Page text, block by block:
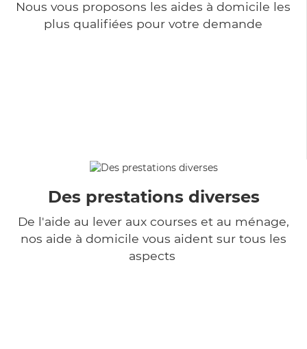
Nous vous proposons les aides à domicile les
plus qualifiées pour votre demande
Des prestations diverses
De l'aide au lever aux courses et au ménage,
nos aide à domicile vous aident sur tous les
aspects